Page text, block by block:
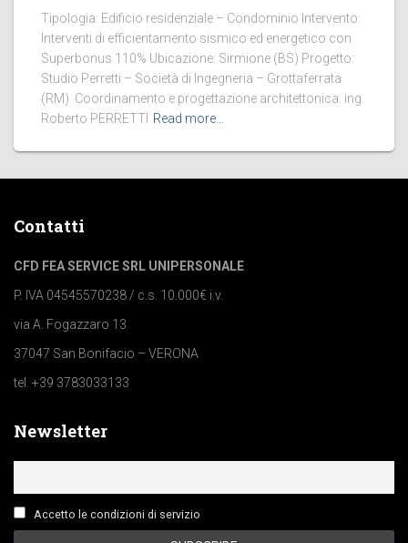
Tipologia: Edificio residenziale – Condominio Intervento:
Interventi di efficientamento sismico ed energetico con
Superbonus 110% Ubicazione: Sirmione (BS) Progetto:
Studio Perretti – Società di Ingegneria – Grottaferrata
(RM) Coordinamento e progettazione architettonica: ing.
Roberto PERRETTI Read more…
Contatti
CFD FEA SERVICE SRL UNIPERSONALE
P. IVA 04545570238 / c.s. 10.000€ i.v.
via A. Fogazzaro 13
37047 San Bonifacio – VERONA
tel. +39 3783033133
Newsletter
Accetto le condizioni di servizio